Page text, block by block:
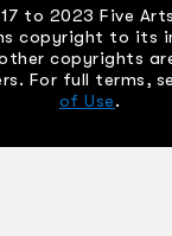
to 2023 Five
copyright to its
copyrights
For full terms,
of Use.